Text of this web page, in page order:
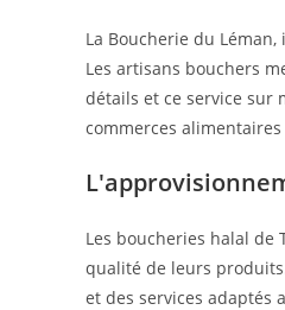
La Boucherie du
Les artisans bouchers
détails et ce service sur
commerces
Les boucheries halal
qualité de leurs
et des services adaptés